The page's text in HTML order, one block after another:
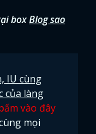
x
boxBlog sao
IU cùng
của làng
vào đây
mọi